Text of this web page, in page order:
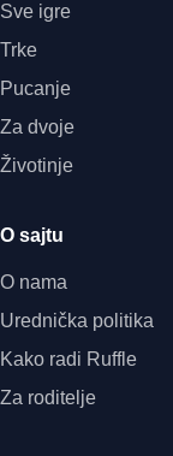
Sve igre
Trke
Pucanje
Za dvoje
Životinje
O sajtu
O nama
Urednička politika
Kako radi Ruffle
Za roditelje